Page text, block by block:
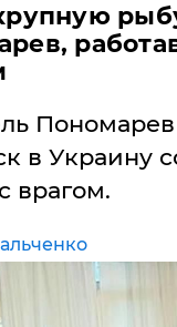
в Украину
врагом.